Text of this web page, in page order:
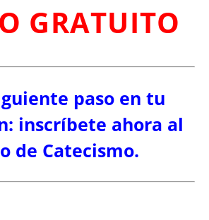
GRATUITO
paso en tu
inscríbete ahora al
de Catecismo.